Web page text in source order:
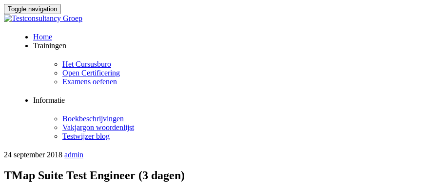
Toggle navigation
Home
Trainingen
Het Cursusburo
Open Certificering
Examens oefenen
Informatie
Boekbeschrijvingen
Vakjargon woordenlijst
Testwijzer blog
24 september 2018 admin
TMap Suite Test Engineer (3 dagen)